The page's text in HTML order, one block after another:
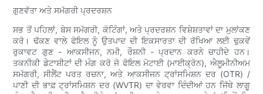
ਗੁਣਵੱਤਾ ਅਤੇ ਸਮੱਗਰੀ ਪ੍ਰਦਰਸ਼ਨ
ਸਭ ਤੋਂ ਪਹਿਲਾਂ, ਬੇਸ ਸਮੱਗਰੀ, ਕੋਟਿੰਗਾਂ, ਅਤੇ ਪ੍ਰਦਰਸ਼ਨ ਵਿਸ਼ੇਸ਼ਤਾਵਾਂ ਦਾ ਮੁਲਾਂਕਣ
ਕਰੋ। ਢੱਕਣ ਵਾਲੇ ਫੋਇਲ ਨੂੰ ਉਤਪਾਦ ਦੀ ਇਕਸਾਰਤਾ ਦੀ ਰੱਖਿਆ ਲਈ ਢੁਕਵੇਂ
ਰੁਕਾਵਟ ਗੁਣ - ਆਕਸੀਜਨ, ਨਮੀ, ਰੌਸ਼ਨੀ - ਪ੍ਰਦਾਨ ਕਰਨੇ ਚਾਹੀਦੇ ਹਨ।
ਤਕਨੀਕੀ ਡੇਟਾਸ਼ੀਟਾਂ ਦੀ ਮੰਗ ਕਰੋ ਜੋ ਫੋਇਲ ਮੋਟਾਈ (ਮਾਈਕ੍ਰੋਨ), ਐਲੂਮੀਨੀਅਮ
ਸਮੱਗਰੀ, ਸੀਲੈਂਟ ਪਰਤ ਰਚਨਾ, ਅਤੇ ਆਕਸੀਜਨ ਟ੍ਰਾਂਸਮਿਸ਼ਨ ਦਰ (OTR) /
ਪਾਣੀ ਦੀ ਭਾਫ਼ ਟ੍ਰਾਂਸਮਿਸ਼ਨ ਦਰ (WVTR) ਦਾ ਵੇਰਵਾ ਦਿੰਦੀਆਂ ਹਨ ਜਿੱਥੇ ਲਾਗੂ